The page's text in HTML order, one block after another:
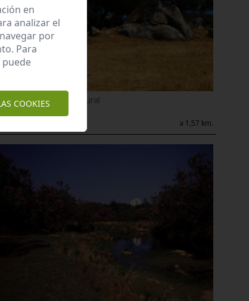
de Interés natural
porrilas
a 1,57 km.
en
analizar el
por
Para
COOKIES